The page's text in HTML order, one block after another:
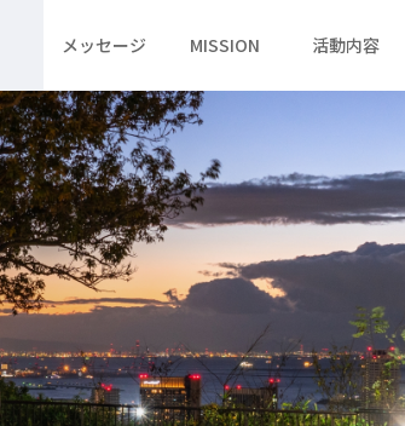
メッセージ MISSION 活動内容